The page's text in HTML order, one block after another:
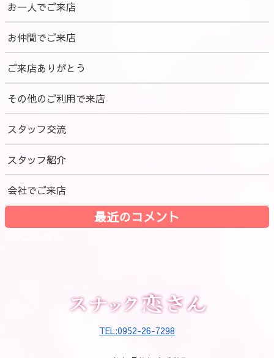
お一人でご来店
お仲間でご来店
ご来店ありがとう
その他のご利用で来店
スタッフ交流
スタッフ紹介
会社でご来店
最近のコメント
TEL:0952-26-7298